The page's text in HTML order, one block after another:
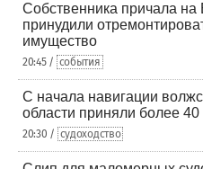
Собственника причала на
принудили
имущество
20:45 / события
С начала навигации
области приняли более 40
20:30 / судоходство